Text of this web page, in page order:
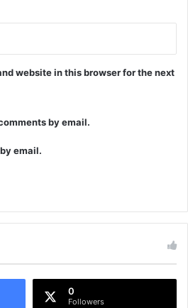
website in this browser for the next
by email.
email.
0
Followers